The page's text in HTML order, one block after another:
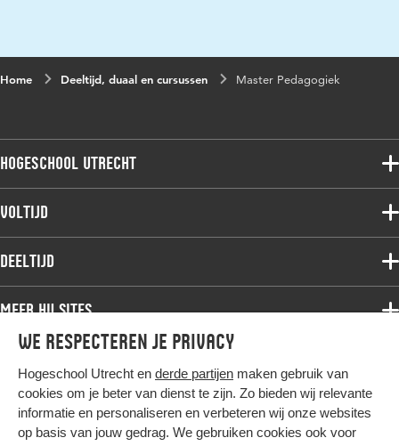
We respecteren je privacy
Hogeschool Utrecht en derde partijen maken gebruik van
cookies om je beter van dienst te zijn. Zo bieden wij relevante
informatie en personaliseren en verbeteren wij onze websites
op basis van jouw gedrag. We gebruiken cookies ook voor
Home Deeltijd, duaal en cursussen Master Pedagogiek
Hogeschool Utrecht
Voltijdopleidingen
Deeltijdopleidingen
Onderzoek
Werken bij de HU
Contact
Voltijd
Associate degree
Bachelor
Master
Studiekeuze voltijd
Deeltijd
Associate degree
Bachelor
Master
Post-master
Meer HU sites
HU International
HU Bibliotheek
HU Ontwikkelt
Duurzame HU
Hier komt alles samen